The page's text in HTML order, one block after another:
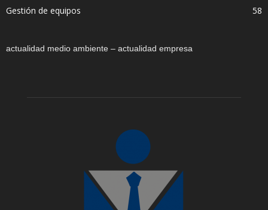
Gestión de equipos
58
actualidad medio ambiente – actualidad empresa